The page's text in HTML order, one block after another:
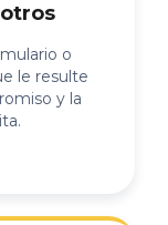
o
le resulte
y la